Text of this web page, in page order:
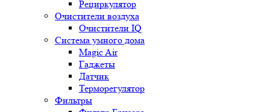
Рециркулятор
Очистители воздуха
Очистители IQ
Система умного дома
Magic Air
Гаджеты
Датчик
Терморегулятор
Фильтры